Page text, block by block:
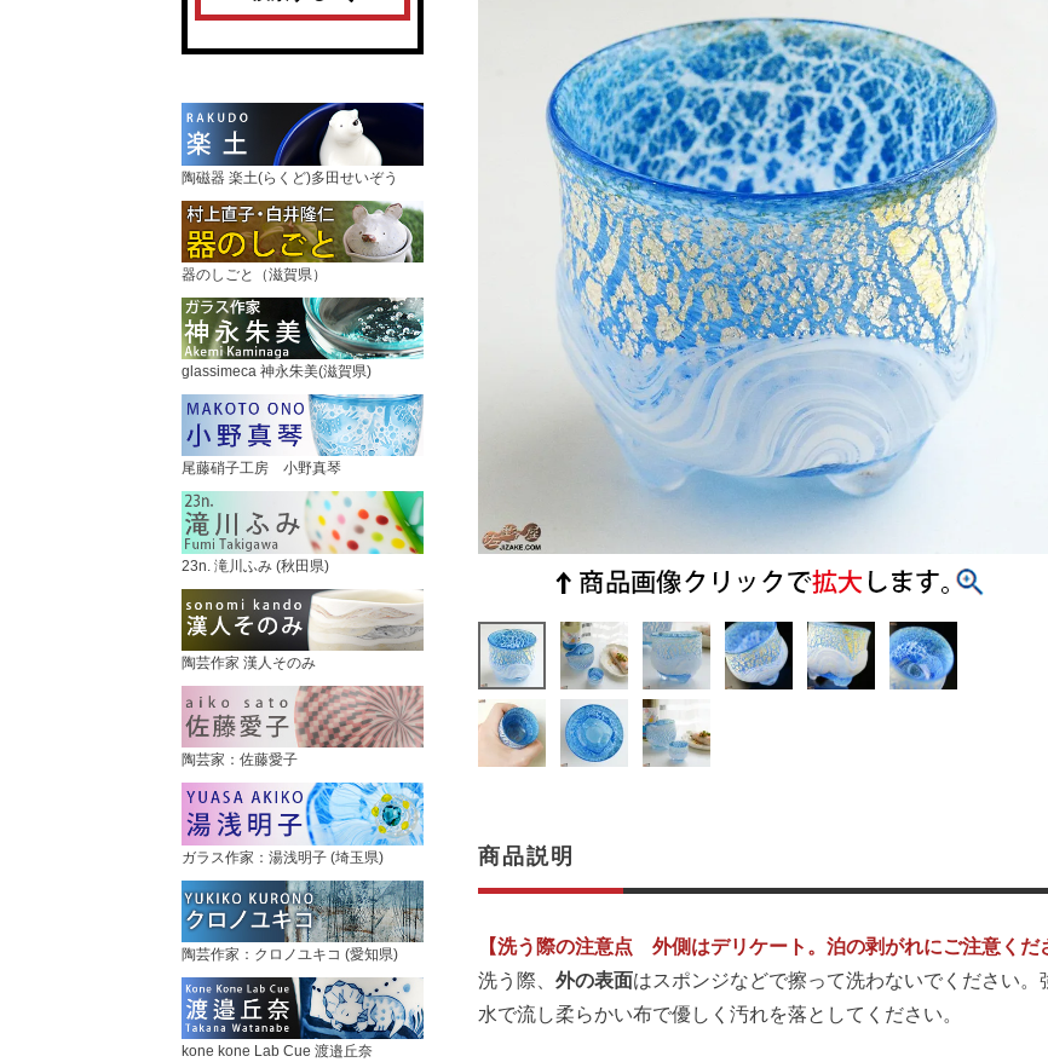
陶磁器 楽土(らくど)多田せいぞう
器のしごと（滋賀県）
glassimeca 神永朱美(滋賀県)
尾藤硝子工房 小野真琴
23n. 滝川ふみ (秋田県)
陶芸作家 漢人そのみ
陶芸家：佐藤愛子
ガラス作家：湯浅明子 (埼玉県)
陶芸作家：クロノユキコ (愛知県)
kone kone Lab Cue 渡邉丘奈
商品説明
【洗う際の注意点 外側はデリケート。泊の剥がれにご注意くだ
洗う際、 外の表面はスポンジなどで擦って洗わないでください。
水で流し柔らかい布で優しく汚れを落としてください。